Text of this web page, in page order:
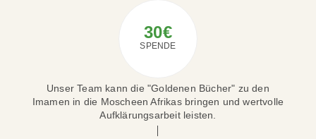
30€
SPENDE
Unser Team kann die "Goldenen Bücher" zu den
Imamen in die Moscheen Afrikas bringen und wertvolle
Aufklärungsarbeit leisten.